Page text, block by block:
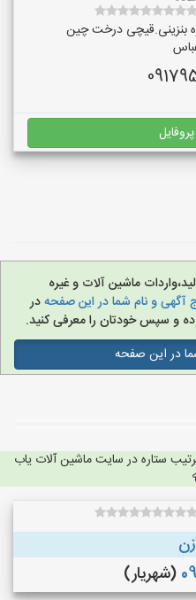
بنزینی.قیچی درخت چین
ماشین آلات و غیره
آگهی و نام شما در این صفحهدر
و سپس خودتان را معرفی کنید.
در این صفحه
ستاره در سایت ماشین آلات یاب
(شهریار)